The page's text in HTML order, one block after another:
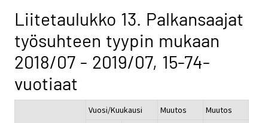
Liitetaulukko 13. Palkansaajat
työsuhteen tyypin mukaan
2018/07 - 2019/07, 15-74-
vuotiaat
Vuosi/Kuukausi Muutos
Muutos